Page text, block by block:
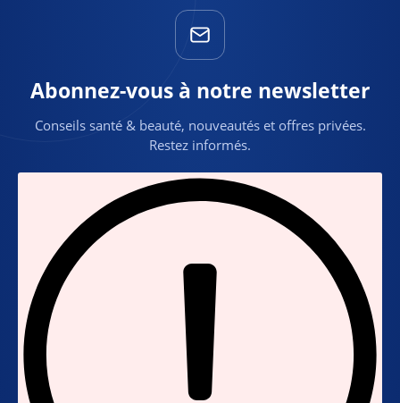
Abonnez-vous à notre newsletter
Conseils santé & beauté, nouveautés et offres privées.
Restez informés.